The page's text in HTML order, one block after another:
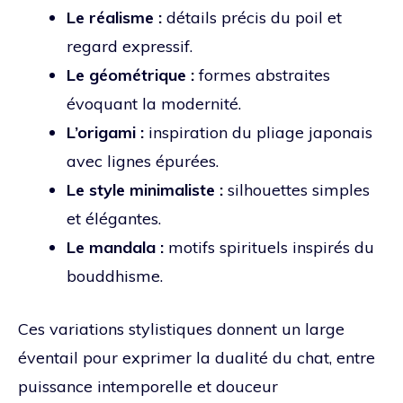
Le réalisme : détails précis du poil et
regard expressif.
Le géométrique :formes abstraites
évoquant la modernité.
L’origami : inspiration du pliage japonais
avec lignes épurées.
Le style minimaliste : silhouettes simples
et élégantes.
Le mandala : motifs spirituels inspirés du
bouddhisme.
Ces variations stylistiques donnent un large
éventail pour exprimer la dualité du chat, entre
puissance intemporelle et douceur